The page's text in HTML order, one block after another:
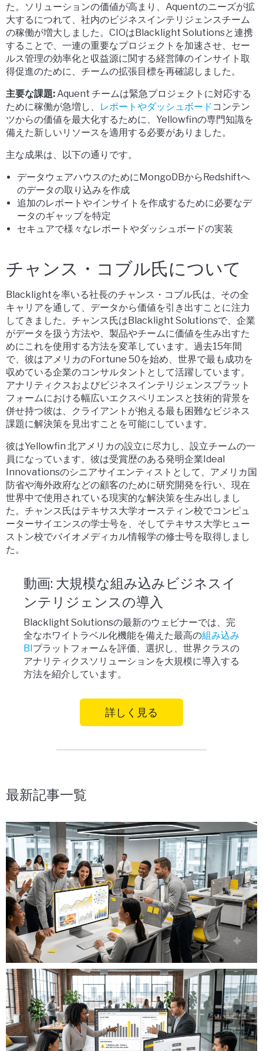
た。ソリューションの価値が高まり、Aquentのニーズが拡
大するにつれて、社内のビジネスインテリジェンスチーム
の稼働が増大しました。CIOはBlacklight Solutionsと連携
することで、一連の重要なプロジェクトを加速させ、セー
ルス管理の効率化と収益源に関する経営陣のインサイト取
得促進のために、チームの拡張目標を再確認しました。
主要な課題: Aquent チームは緊急プロジェクトに対応する
ために稼働が急増し、
レポートやダッシュボード コンテン
ツからの価値を最大化するために、Yellowfinの専門知識を
備えた新しいリソースを適用する必要がありました。
主な成果は、以下の通りです。
データウェアハウスのためにMongoDBからRedshiftへ
のデータの取り込みを作成
追加のレポートやインサイトを作成するために必要なデ
ータのギャップを特定
セキュアで様々なレポートやダッシュボードの実装
チャンス・コブル氏について
Blacklightを率いる社長のチャンス・コブル氏は、その全
キャリアを通して、データから価値を引き出すことに注力
してきました。チャンス氏はBlacklight Solutionsで、企業
がデータを扱う方法や、製品やチームに価値を生み出すた
めにこれを使用する方法を変革しています。過去15年間
で、彼はアメリカのFortune 50を始め、世界で最も成功を
収めている企業のコンサルタントとして活躍しています。
アナリティクスおよびビジネスインテリジェンスプラット
フォームにおける幅広いエクスペリエンスと技術的背景を
併せ持つ彼は、クライアントが抱える最も困難なビジネス
課題に解決策を見出すことを可能にしています。
彼はYellowfin 北アメリカの設立に尽力し、設立チームの一
員になっています。彼は受賞歴のある発明企業Ideal
Innovationsのシニアサイエンティストとして、アメリカ国
防省や海外政府などの顧客のために研究開発を行い、現在
世界中で使用されている現実的な解決策を生み出しまし
た。チャンス氏はテキサス大学オースティン校でコンピュ
ーターサイエンスの学士号を、そしてテキサス大学ヒュー
ストン校でバイオメディカル情報学の修士号を取得しまし
た。
動画: 大規模な組み込みビジネスイ
ンテリジェンスの導入
Blacklight Solutionsの最新のウェビナーでは、完
全なホワイトラベル化機能を備えた最高の組み込み
BIプラットフォームを評価、選択し、世界クラスの
アナリティクスソリューションを大規模に導入する
方法を紹介しています。
詳しく見る
最新記事一覧